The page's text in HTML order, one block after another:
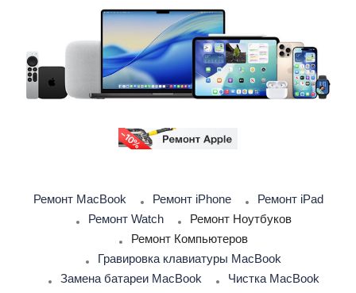
Ремонт MacBook Ремонт iPhone
Ремонт iPad
Ремонт Watch
Ремонт Ноутбуков
Ремонт Компьютеров
Гравировка клавиатуры MacBook
Замена батареи MacBook
Чистка MacBook